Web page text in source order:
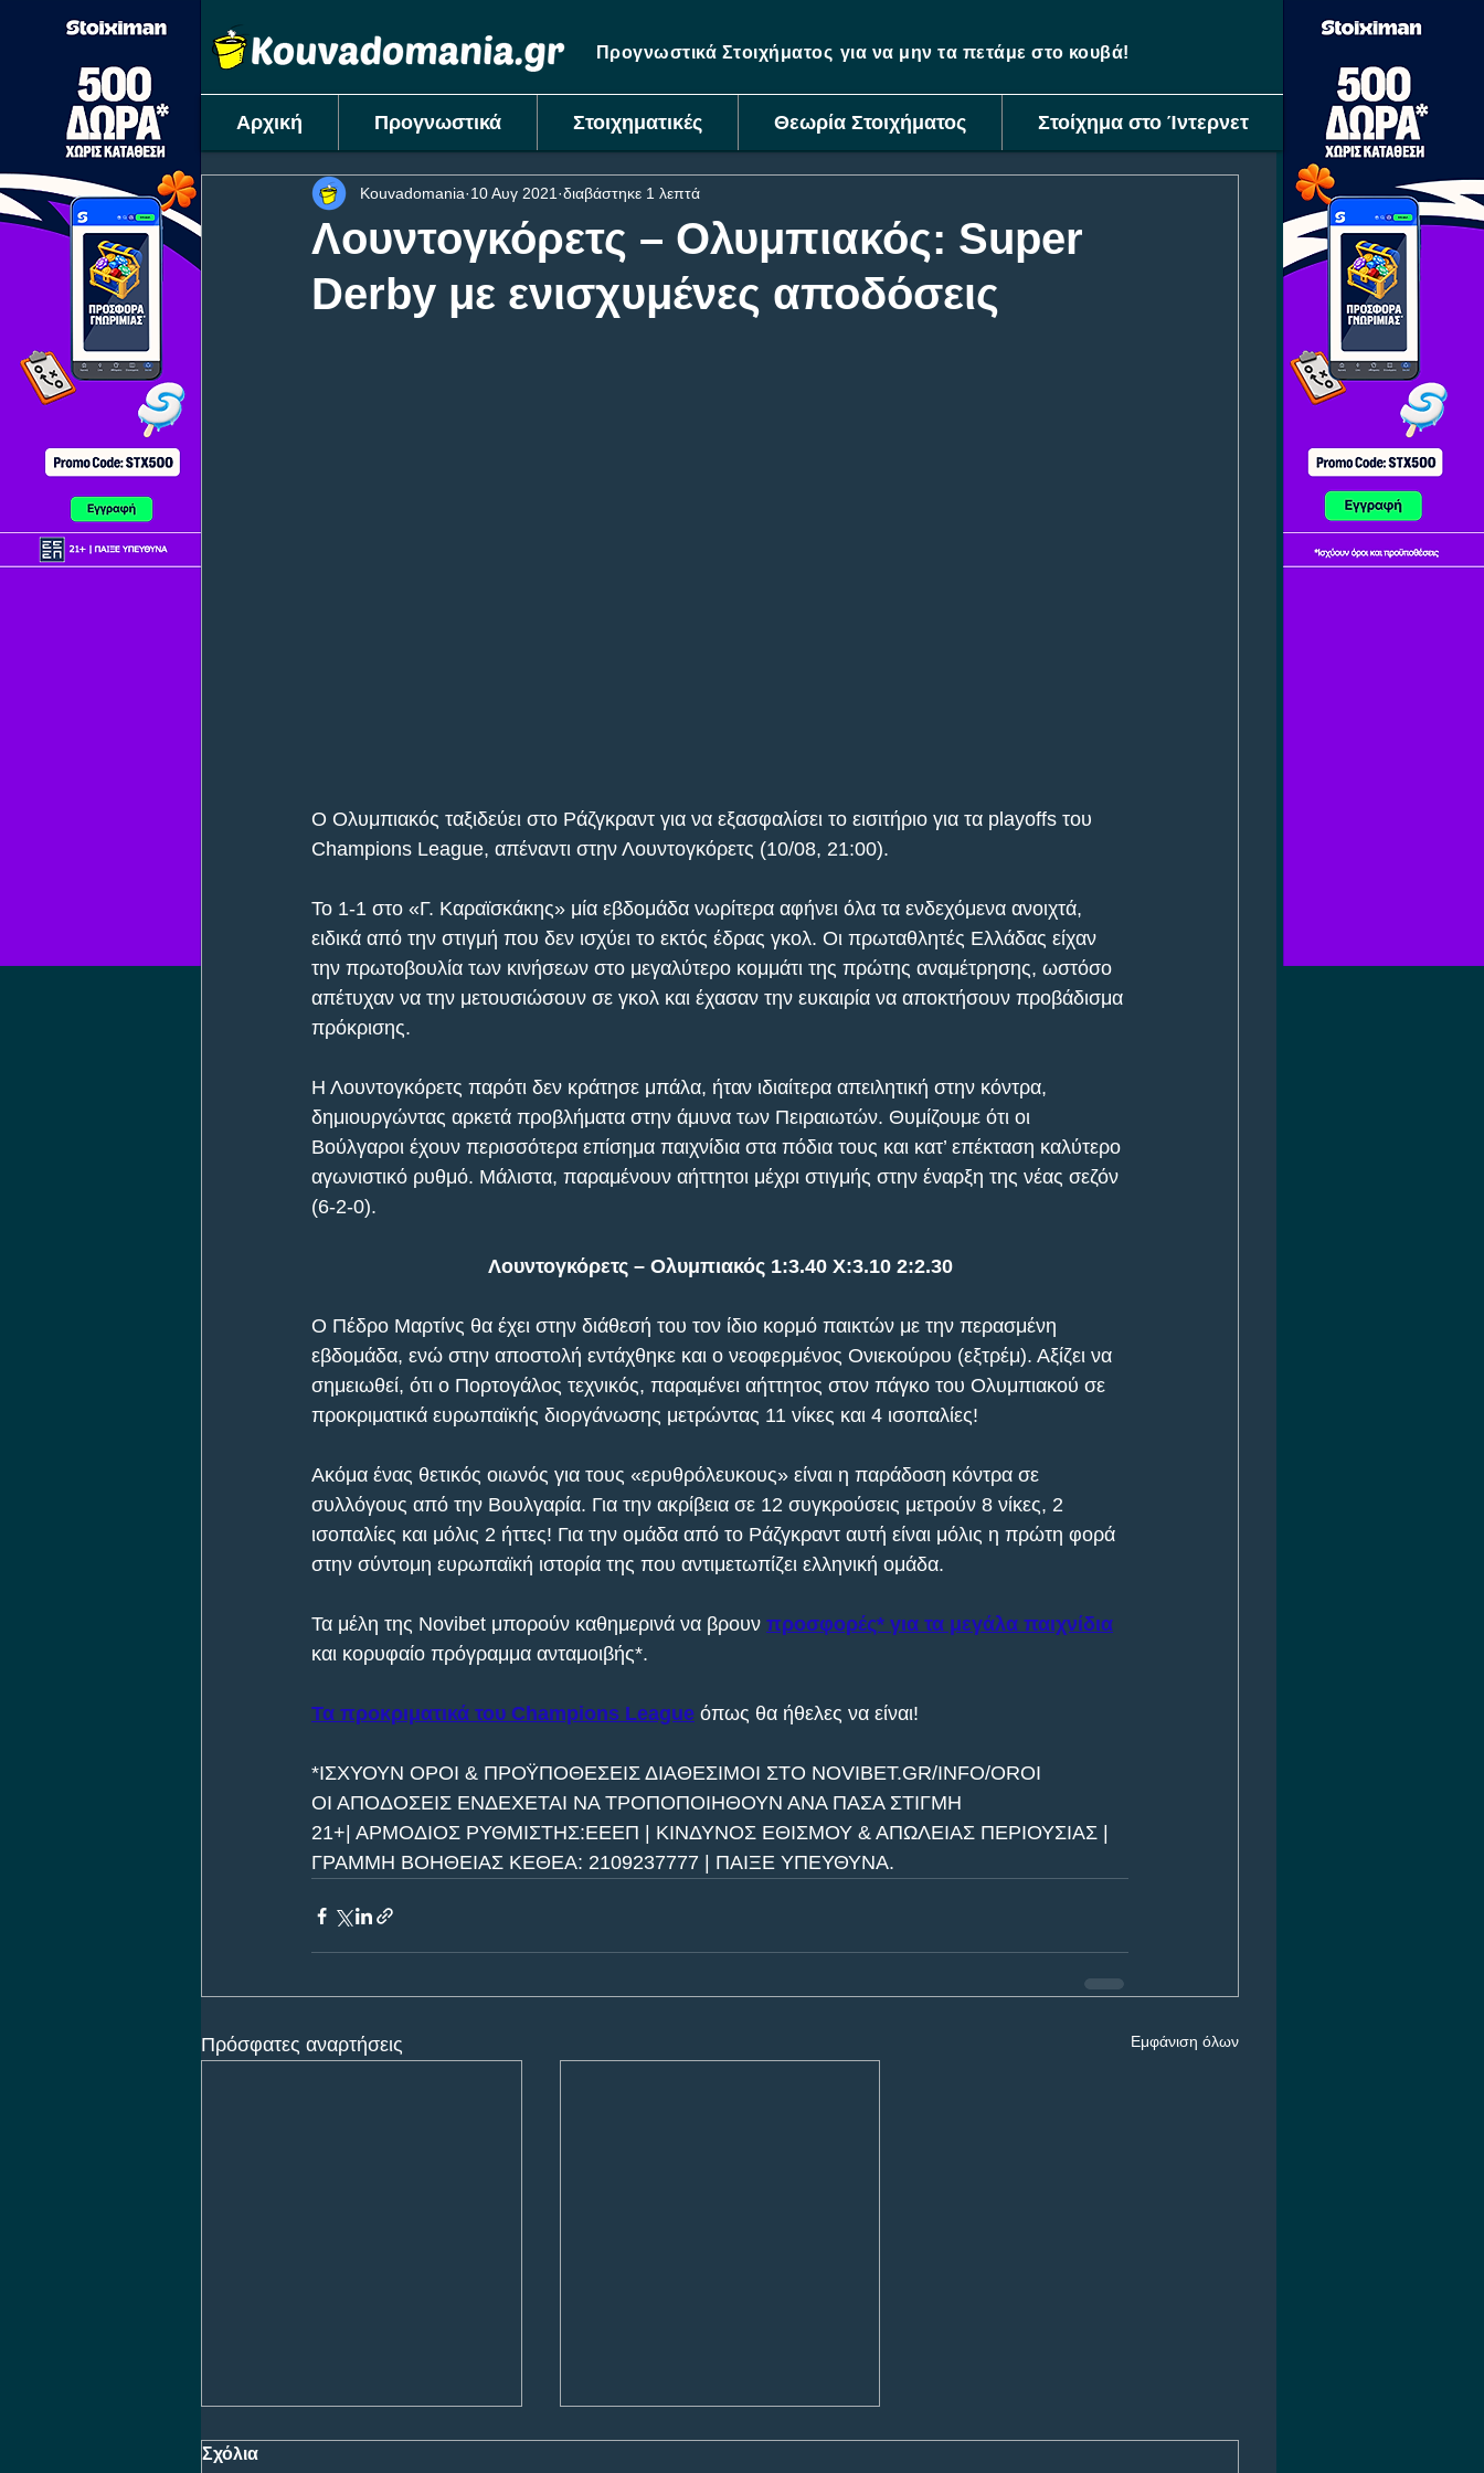
Προγνωστικά Στοιχήματος για να μην τα πετάμε στο κουβά!
Αρχική Προγνωστικά Στοιχηματικές Θεωρία Στοιχήματος Στοίχημα στο Ίντερνετ
Λουντογκόρετς – Ολυμπιακός: Super
Derby με ενισχυμένες αποδόσεις
Kouvadomania 10 Αυγ 2021 διαβάστηκε 1 λεπτά
Ο Ολυμπιακός ταξιδεύει στο Ράζγκραντ για να εξασφαλίσει το εισιτήριο για τα playoffs του
Champions League, απέναντι στην Λουντογκόρετς (10/08, 21:00).
Το 1-1 στο «Γ. Καραϊσκάκης» μία εβδομάδα νωρίτερα αφήνει όλα τα ενδεχόμενα ανοιχτά,
ειδικά από την στιγμή που δεν ισχύει το εκτός έδρας γκολ. Οι πρωταθλητές Ελλάδας είχαν
την πρωτοβουλία των κινήσεων στο μεγαλύτερο κομμάτι της πρώτης αναμέτρησης, ωστόσο
απέτυχαν να την μετουσιώσουν σε γκολ και έχασαν την ευκαιρία να αποκτήσουν προβάδισμα
πρόκρισης.
Η Λουντογκόρετς παρότι δεν κράτησε μπάλα, ήταν ιδιαίτερα απειλητική στην κόντρα,
δημιουργώντας αρκετά προβλήματα στην άμυνα των Πειραιωτών. Θυμίζουμε ότι οι
Βούλγαροι έχουν περισσότερα επίσημα παιχνίδια στα πόδια τους και κατ’ επέκταση καλύτερο
αγωνιστικό ρυθμό. Μάλιστα, παραμένουν αήττητοι μέχρι στιγμής στην έναρξη της νέας σεζόν
(6-2-0).
Λουντογκόρετς – Ολυμπιακός 1:3.40 X:3.10 2:2.30
Ο Πέδρο Μαρτίνς θα έχει στην διάθεσή του τον ίδιο κορμό παικτών με την περασμένη
εβδομάδα, ενώ στην αποστολή εντάχθηκε και ο νεοφερμένος Ονιεκούρου (εξτρέμ). Αξίζει να
σημειωθεί, ότι ο Πορτογάλος τεχνικός, παραμένει αήττητος στον πάγκο του Ολυμπιακού σε
προκριματικά ευρωπαϊκής διοργάνωσης μετρώντας 11 νίκες και 4 ισοπαλίες!
Ακόμα ένας θετικός οιωνός για τους «ερυθρόλευκους» είναι η παράδοση κόντρα σε
συλλόγους από την Βουλγαρία. Για την ακρίβεια σε 12 συγκρούσεις μετρούν 8 νίκες, 2
ισοπαλίες και μόλις 2 ήττες! Για την ομάδα από το Ράζγκραντ αυτή είναι μόλις η πρώτη φορά
στην σύντομη ευρωπαϊκή ιστορία της που αντιμετωπίζει ελληνική ομάδα.
Τα μέλη της Novibet μπορούν καθημερινά να βρουν προσφορές* για τα μεγάλα παιχνίδια
και κορυφαίο πρόγραμμα ανταμοιβής*.
Τα προκριματικά του Champions League όπως θα ήθελες να είναι!
*ΙΣΧΥΟΥΝ ΟΡΟΙ & ΠΡΟΫΠΟΘΕΣΕΙΣ ΔΙΑΘΕΣΙΜΟΙ ΣΤΟ NOVIBET.GR/INFO/OROI
ΟΙ ΑΠΟΔΟΣΕΙΣ ΕΝΔΕΧΕΤΑΙ ΝΑ ΤΡΟΠΟΠΟΙΗΘΟΥΝ ΑΝΑ ΠΑΣΑ ΣΤΙΓΜΗ
21+| ΑΡΜΟΔΙΟΣ ΡΥΘΜΙΣΤΗΣ:ΕΕΕΠ | ΚΙΝΔΥΝΟΣ ΕΘΙΣΜΟΥ & ΑΠΩΛΕΙΑΣ ΠΕΡΙΟΥΣΙΑΣ |
ΓΡΑΜΜΗ ΒΟΗΘΕΙΑΣ ΚΕΘΕΑ: 2109237777 | ΠΑΙΞΕ ΥΠΕΥΘΥΝΑ.
Πρόσφατες αναρτήσεις Εμφάνιση όλων
Σχόλια